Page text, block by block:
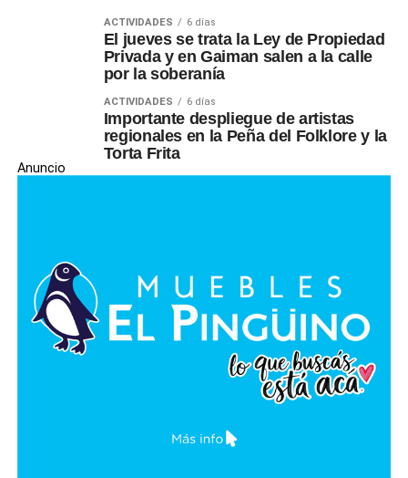
ACTIVIDADES 6 días
El jueves se trata la Ley de Propiedad
Privada y en Gaiman salen a la calle
por la soberanía
ACTIVIDADES 6 días
Importante despliegue de artistas
regionales en la Peña del Folklore y la
Torta Frita
Anuncio